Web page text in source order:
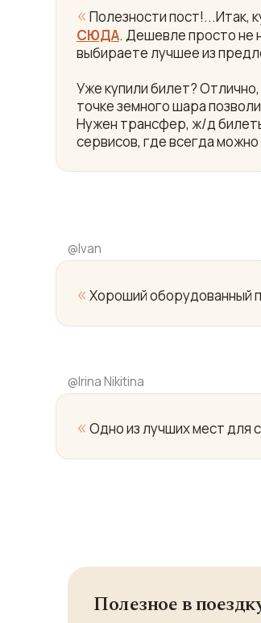
« Полезности пост!...Итак,
СЮДА. Дешевле просто не
выбираете лучшее из
Уже купили билет?
точке земного шара
Нужен трансфер, ж/д
сервисов, где всегда
@Ivan
« Хороший оборудованный
@Irina Nikitina
« Одно из лучших мест для
Полезное в